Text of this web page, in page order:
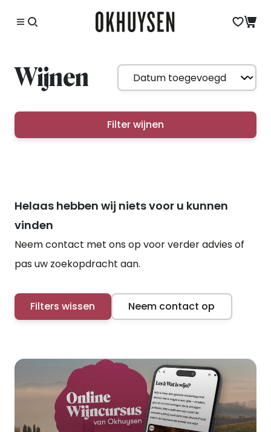
Wijnen
Filter wijnen
Helaas hebben wij niets voor u kunnen
vinden
Neem contact met ons op voor verder advies of
pas uw zoekopdracht aan.
Filters wissen Neem contact op